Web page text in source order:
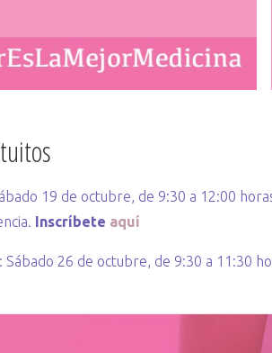
19 de octubre, de 9:30 a 12:00
Inscríbete aquí
Sábado 26 de octubre, de 9:30 a 11:30